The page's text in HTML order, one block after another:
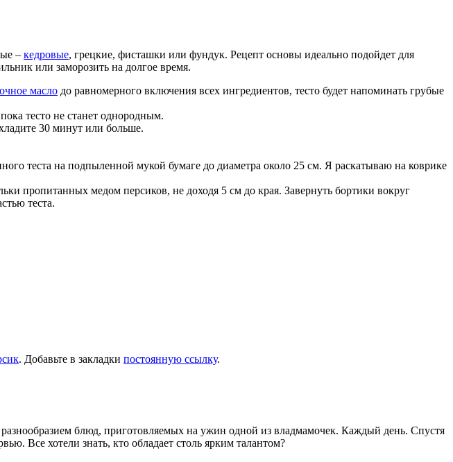
– кедровые, грецкие, фисташки или фундук. Рецепт основы идеально подойдет для
или заморозить на долгое время.
масло до равномерного включения всех ингредиентов, тесто будет напоминать грубые
тесто не станет однородным.
30 минут или больше.
теста на подпыленной мукой бумаге до диаметра около 25 см. Я раскатываю на коврике
пропитанных медом персиков, не доходя 5 см до края. Завернуть бортики вокруг
теста.
. Добавьте в закладки постоянную ссылку.
блюд, приготовляемых на ужин одной из владмамочек. Каждый день. Спустя
Все хотели знать, кто обладает столь ярким талантом?